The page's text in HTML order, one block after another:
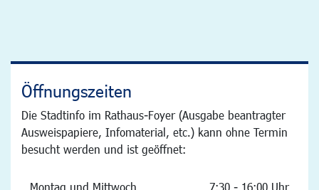
Öffnungszeiten
Die Stadtinfo im Rathaus-Foyer (Ausgabe beantragter
Ausweispapiere, Infomaterial, etc.) kann ohne Termin
besucht werden und ist geöffnet:
Montag und Mittwoch 7:30 - 16:00 Uhr